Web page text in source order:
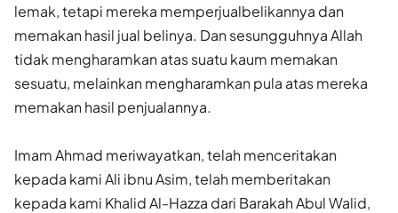
lemak, tetapi mereka memperjualbelikannya dan
memakan hasil jual belinya. Dan sesungguhnya Allah
tidak mengharamkan atas suatu kaum memakan
sesuatu, melainkan mengharamkan pula atas mereka
memakan hasil penjualannya.
Imam Ahmad meriwayatkan, telah menceritakan
kepada kami Ali ibnu Asim, telah memberitakan
kepada kami Khalid Al-Hazza dari Barakah Abul Walid,